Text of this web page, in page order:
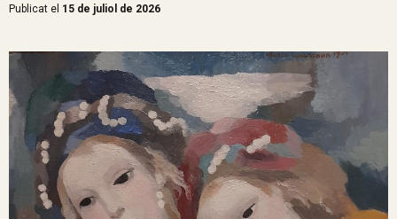
Publicat el 15 de juliol de 2026